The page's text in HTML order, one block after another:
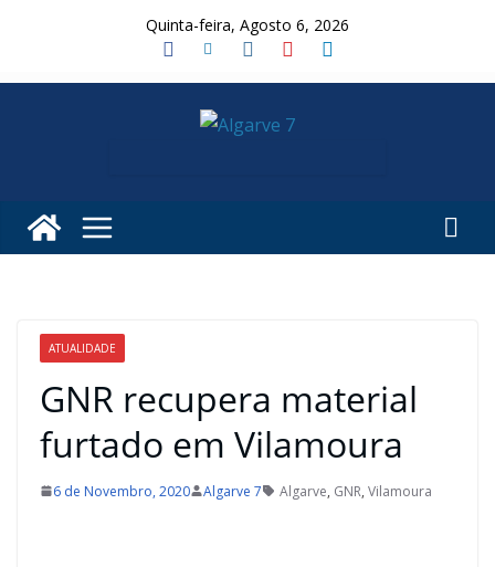
Quinta-feira, Agosto 6, 2026
ATUALIDADE
GNR recupera material
furtado em Vilamoura
6 de Novembro, 2020 Algarve 7 Algarve, GNR, Vilamoura